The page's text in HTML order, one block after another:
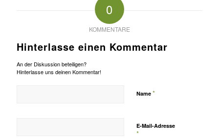
0
KOMMENTARE
Hinterlasse einen Kommentar
An der Diskussion beteiligen?
Hinterlasse uns deinen Kommentar!
Name *
E-Mail-Adresse
*